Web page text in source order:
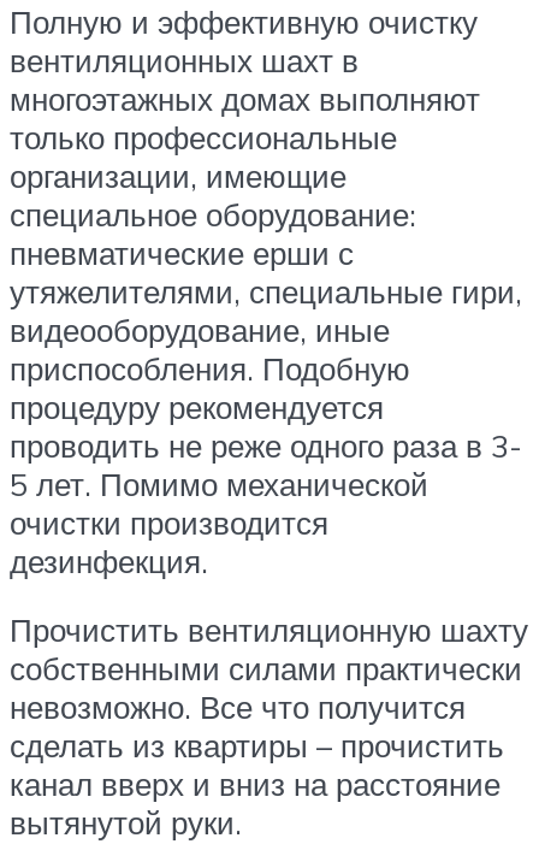
Полную и эффективную очистку
вентиляционных шахт в
многоэтажных домах выполняют
только профессиональные
организации, имеющие
специальное оборудование:
пневматические ерши с
утяжелителями, специальные гири,
видеооборудование, иные
приспособления. Подобную
процедуру рекомендуется
проводить не реже одного раза в 3-
5 лет. Помимо механической
очистки производится
дезинфекция.
Прочистить вентиляционную шахту
собственными силами практически
невозможно. Все что получится
сделать из квартиры – прочистить
канал вверх и вниз на расстояние
вытянутой руки.